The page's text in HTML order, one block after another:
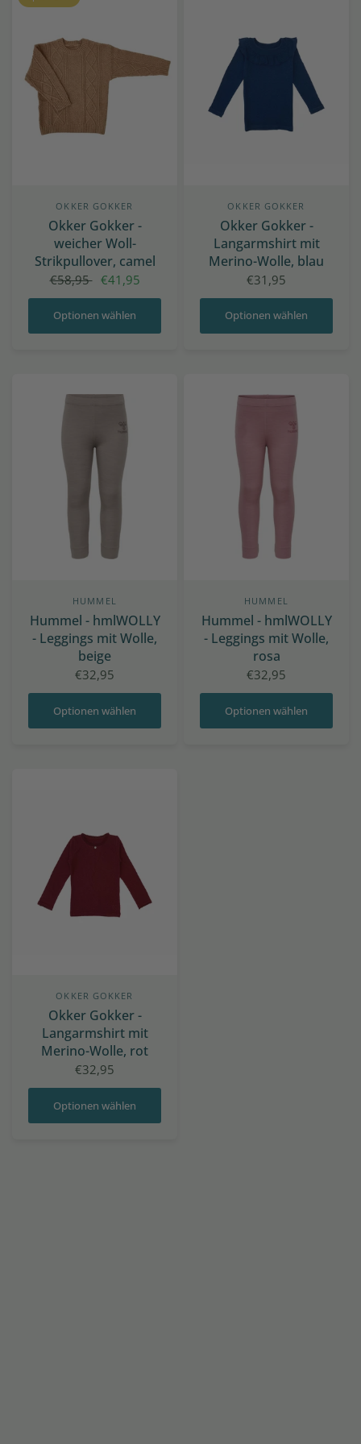
OKKER GOKKER
Okker Gokker -
weicher Woll-
Strikpullover, camel
€58,95 €41,95
Optionen wählen
OKKER GOKKER
Okker Gokker -
Langarmshirt mit
Merino-Wolle, blau
€31,95
Optionen wählen
HUMMEL
Hummel - hmlWOLLY
- Leggings mit Wolle,
beige
€32,95
Optionen wählen
HUMMEL
Hummel - hmlWOLLY
- Leggings mit Wolle,
rosa
€32,95
Optionen wählen
OKKER GOKKER
Okker Gokker -
Langarmshirt mit
Merino-Wolle, rot
€32,95
Optionen wählen